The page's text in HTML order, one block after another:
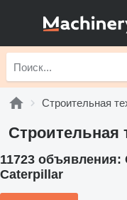
Строительная
Строительная
11723 объявления:
Caterpillar